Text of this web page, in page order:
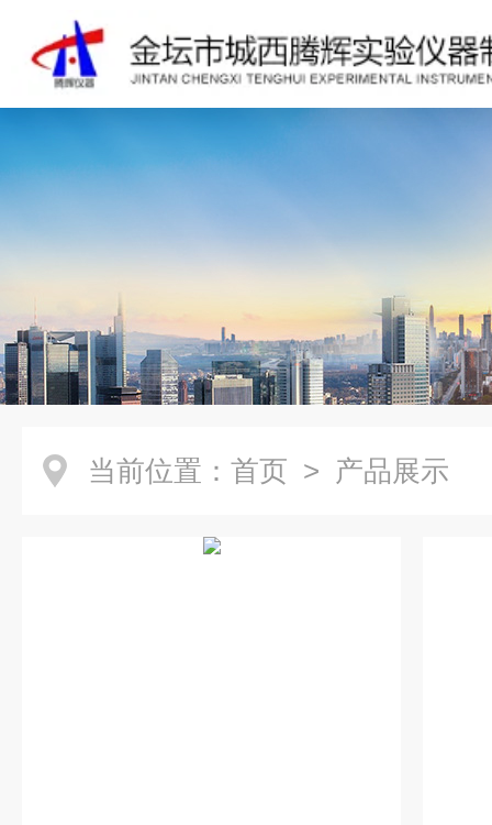
当前位置： 首页 > 产品展示